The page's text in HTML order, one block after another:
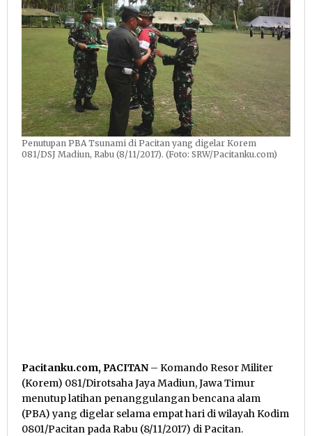
Penutupan PBA Tsunami di Pacitan yang digelar Korem
081/DSJ Madiun, Rabu (8/11/2017). (Foto: SRW/Pacitanku.com)
Pacitanku.com, PACITAN – Komando Resor Militer
(Korem) 081/Dirotsaha Jaya Madiun, Jawa Timur
menutup latihan penanggulangan bencana alam
(PBA) yang digelar selama empat hari di wilayah Kodim
0801/Pacitan pada Rabu (8/11/2017) di Pacitan.